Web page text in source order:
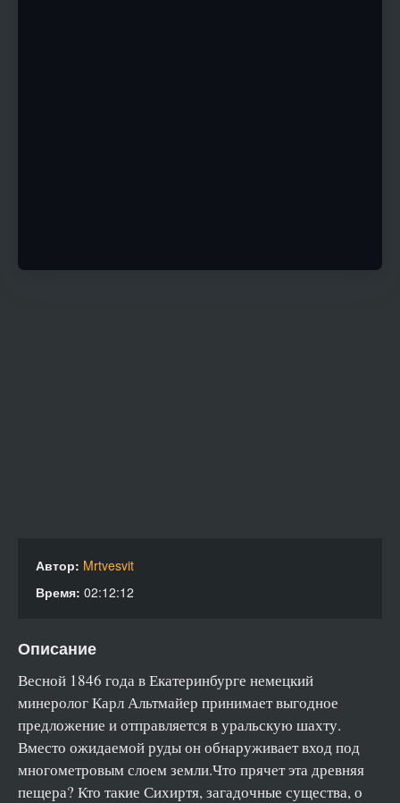
Автор: Mrtvesvit
Время: 02:12:12
Описание
Весной 1846 года в Екатеринбурге немецкий
минеролог Карл Альтмайер принимает выгодное
предложение и отправляется в уральскую шахту.
Вместо ожидаемой руды он обнаруживает вход под
многометровым слоем земли.Что прячет эта древняя
пещера? Кто такие Сихиртя, загадочные существа, о